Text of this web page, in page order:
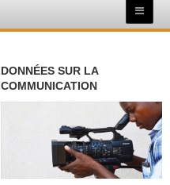
DONNÉES SUR LA
COMMUNICATION